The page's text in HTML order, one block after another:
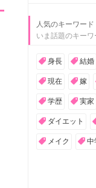
人気のキーワード
いま話題のキーワ
身長 結婚
現在 嫁
学歴 実家
ダイエット
メイク 中